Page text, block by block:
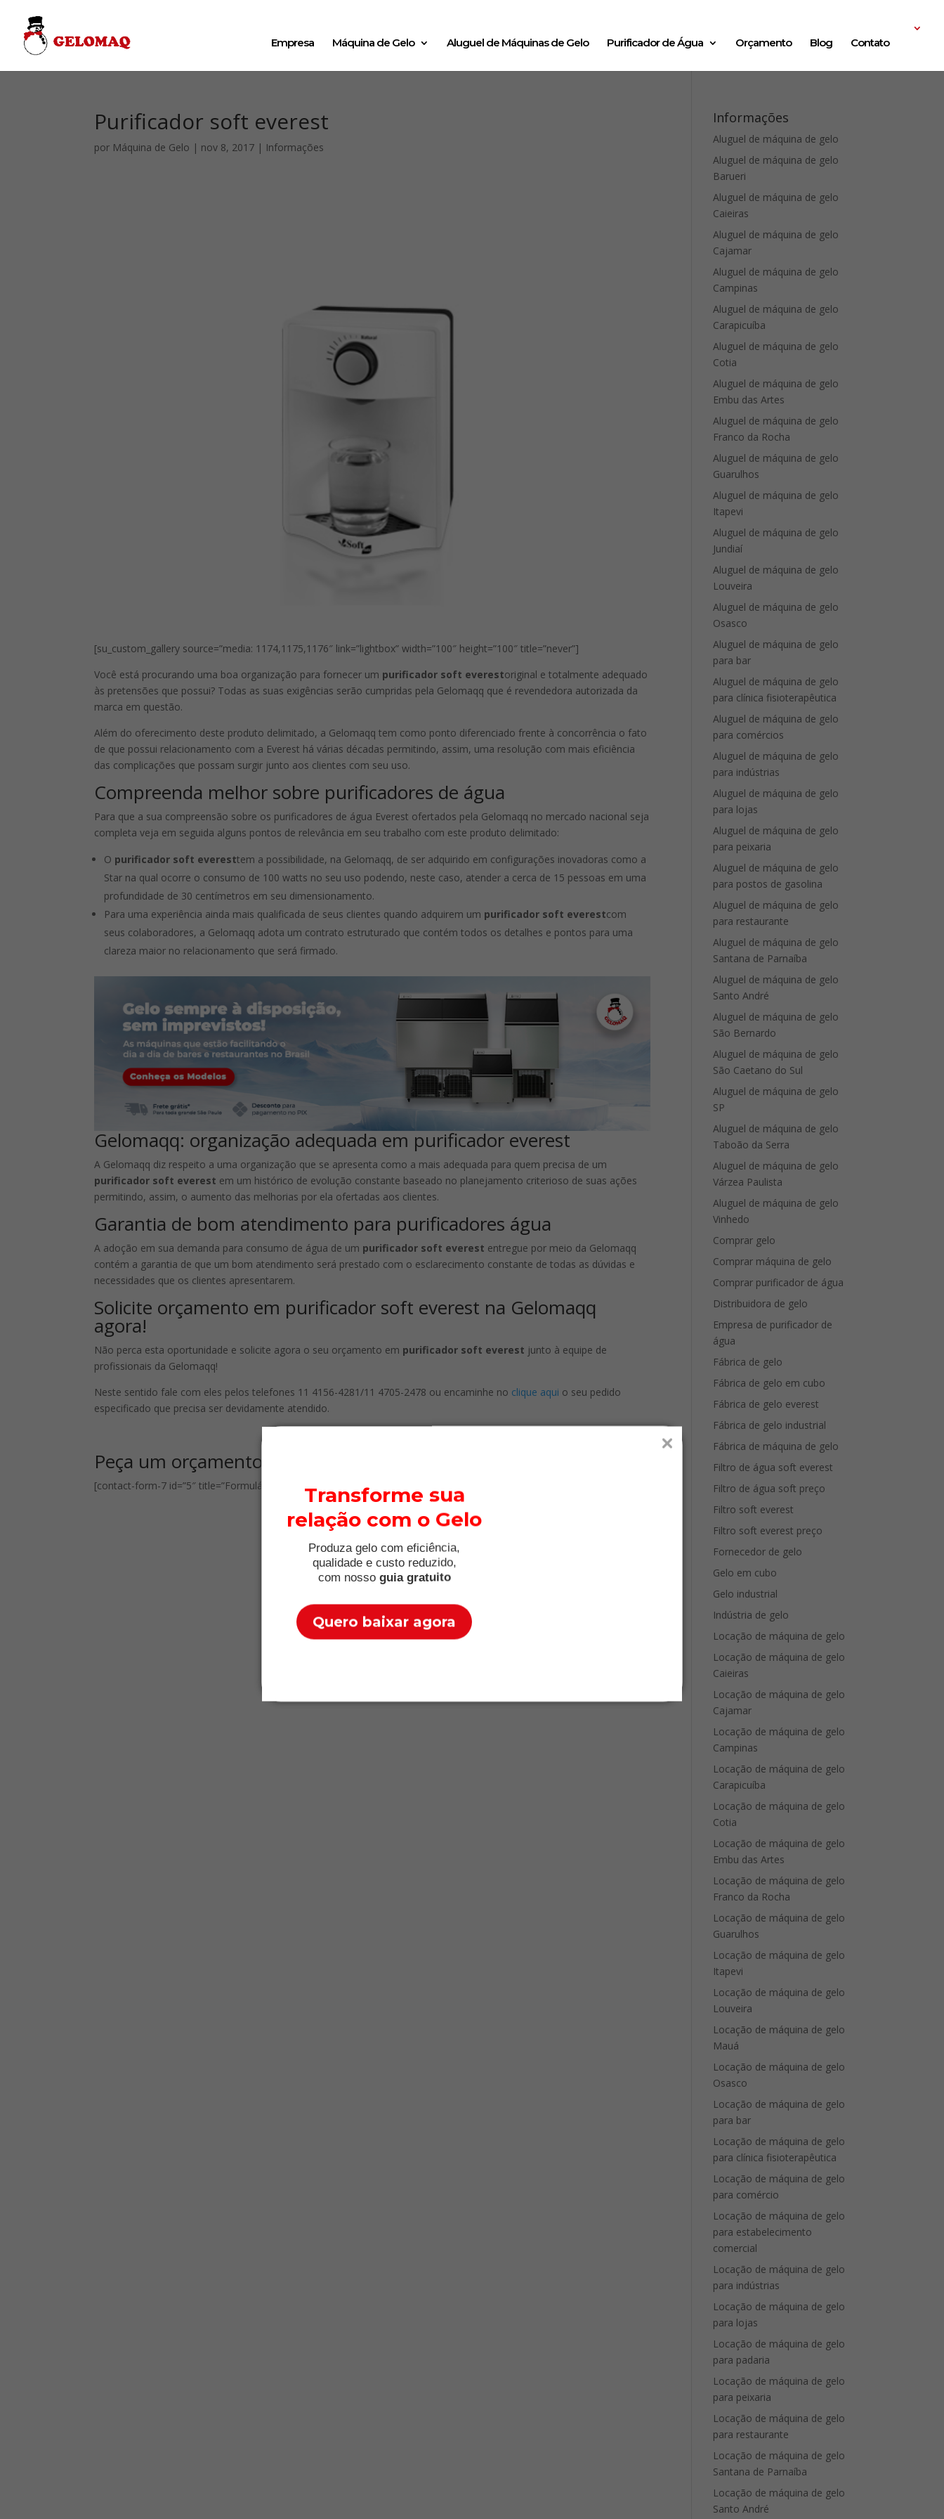
Transforme sua
relação com o Gelo
Produza gelo com eficiência,
qualidade e custo reduzido,
com nosso guia gratuito
Quero baixar agora
Empresa Máquina de Gelo Aluguel de Máquinas de Gelo Purificador de Água Orçamento Blog Contato
Purificador soft everest
por Máquina de Gelo | nov 8, 2017 | Informações
[su_custom_gallery source=”media: 1174,1175,1176″ link=”lightbox” width=”100″ height=”100″ title=”never”]
Você está procurando uma boa organização para fornecer um purificador soft everestoriginal e totalmente adequado
às pretensões que possui? Todas as suas exigências serão cumpridas pela Gelomaqq que é revendedora autorizada da
marca em questão.
Além do oferecimento deste produto delimitado, a Gelomaqq tem como ponto diferenciado frente à concorrência o fato
de que possui relacionamento com a Everest há várias décadas permitindo, assim, uma resolução com mais eficiência
das complicações que possam surgir junto aos clientes com seu uso.
Compreenda melhor sobre purificadores de água
Para que a sua compreensão sobre os purificadores de água Everest ofertados pela Gelomaqq no mercado nacional seja
completa veja em seguida alguns pontos de relevância em seu trabalho com este produto delimitado:
O purificador soft everesttem a possibilidade, na Gelomaqq, de ser adquirido em configurações inovadoras como a
Star na qual ocorre o consumo de 100 watts no seu uso podendo, neste caso, atender a cerca de 15 pessoas em uma
profundidade de 30 centímetros em seu dimensionamento.
Para uma experiência ainda mais qualificada de seus clientes quando adquirem um purificador soft everestcom
seus colaboradores, a Gelomaqq adota um contrato estruturado que contém todos os detalhes e pontos para uma
clareza maior no relacionamento que será firmado.
Gelomaqq: organização adequada em purificador everest
A Gelomaqq diz respeito a uma organização que se apresenta como a mais adequada para quem precisa de um
purificador soft everest em um histórico de evolução constante baseado no planejamento criterioso de suas ações
permitindo, assim, o aumento das melhorias por ela ofertadas aos clientes.
Garantia de bom atendimento para purificadores água
A adoção em sua demanda para consumo de água de um purificador soft everest entregue por meio da Gelomaqq
contém a garantia de que um bom atendimento será prestado com o esclarecimento constante de todas as dúvidas e
necessidades que os clientes apresentarem.
Solicite orçamento em purificador soft everest na Gelomaqq
agora!
Não perca esta oportunidade e solicite agora o seu orçamento em purificador soft everest junto à equipe de
profissionais da Gelomaqq!
Neste sentido fale com eles pelos telefones 11 4156-4281/11 4705-2478 ou encaminhe no clique aqui o seu pedido
especificado que precisa ser devidamente atendido.
Peça um orçamento
[contact-form-7 id=”5″ title=”Formulário de contato 1″]
Informações
Aluguel de máquina de gelo
Aluguel de máquina de gelo
Barueri
Aluguel de máquina de gelo
Caieiras
Aluguel de máquina de gelo
Cajamar
Aluguel de máquina de gelo
Campinas
Aluguel de máquina de gelo
Carapicuíba
Aluguel de máquina de gelo
Cotia
Aluguel de máquina de gelo
Embu das Artes
Aluguel de máquina de gelo
Franco da Rocha
Aluguel de máquina de gelo
Guarulhos
Aluguel de máquina de gelo
Itapevi
Aluguel de máquina de gelo
Jundiaí
Aluguel de máquina de gelo
Louveira
Aluguel de máquina de gelo
Osasco
Aluguel de máquina de gelo
para bar
Aluguel de máquina de gelo
para clínica fisioterapêutica
Aluguel de máquina de gelo
para comércios
Aluguel de máquina de gelo
para indústrias
Aluguel de máquina de gelo
para lojas
Aluguel de máquina de gelo
para peixaria
Aluguel de máquina de gelo
para postos de gasolina
Aluguel de máquina de gelo
para restaurante
Aluguel de máquina de gelo
Santana de Parnaíba
Aluguel de máquina de gelo
Santo André
Aluguel de máquina de gelo
São Bernardo
Aluguel de máquina de gelo
São Caetano do Sul
Aluguel de máquina de gelo
SP
Aluguel de máquina de gelo
Taboão da Serra
Aluguel de máquina de gelo
Várzea Paulista
Aluguel de máquina de gelo
Vinhedo
Comprar gelo
Comprar máquina de gelo
Comprar purificador de água
Distribuidora de gelo
Empresa de purificador de
água
Fábrica de gelo
Fábrica de gelo em cubo
Fábrica de gelo everest
Fábrica de gelo industrial
Fábrica de máquina de gelo
Filtro de água soft everest
Filtro de água soft preço
Filtro soft everest
Filtro soft everest preço
Fornecedor de gelo
Gelo em cubo
Gelo industrial
Indústria de gelo
Locação de máquina de gelo
Locação de máquina de gelo
Caieiras
Locação de máquina de gelo
Cajamar
Locação de máquina de gelo
Campinas
Locação de máquina de gelo
Carapicuíba
Locação de máquina de gelo
Cotia
Locação de máquina de gelo
Embu das Artes
Locação de máquina de gelo
Franco da Rocha
Locação de máquina de gelo
Guarulhos
Locação de máquina de gelo
Itapevi
Locação de máquina de gelo
Louveira
Locação de máquina de gelo
Mauá
Locação de máquina de gelo
Osasco
Locação de máquina de gelo
para bar
Locação de máquina de gelo
para clínica fisioterapêutica
Locação de máquina de gelo
para comércio
Locação de máquina de gelo
para estabelecimento
comercial
Locação de máquina de gelo
para indústrias
Locação de máquina de gelo
para lojas
Locação de máquina de gelo
para padaria
Locação de máquina de gelo
para peixaria
Locação de máquina de gelo
para restaurante
Locação de máquina de gelo
Santana de Parnaíba
Locação de máquina de gelo
Santo André